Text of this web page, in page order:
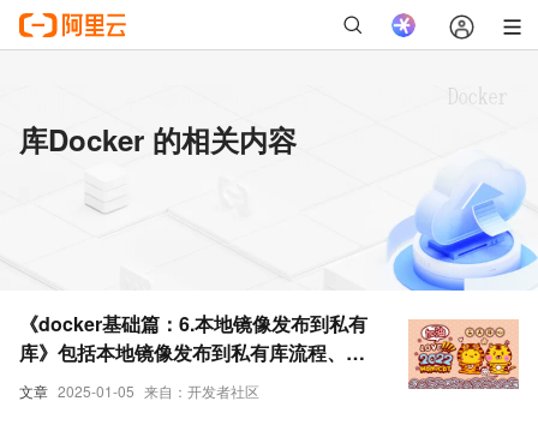
库Docker 的相关内容
文章 2025-01-05 来自：开发者社区
《docker基础篇：6.本地镜像发布到私有
库》包括本地镜像发布到私有库流程、
docker regisry是什么、将本地镜像推送